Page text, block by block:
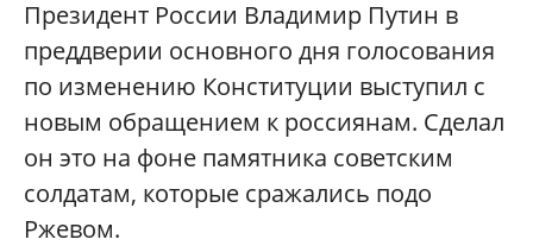
Президент России Владимир Путин в
преддверии основного дня голосования
по изменению Конституции выступил с
новым обращением к россиянам. Сделал
он это на фоне памятника советским
солдатам, которые сражались подо
Ржевом.